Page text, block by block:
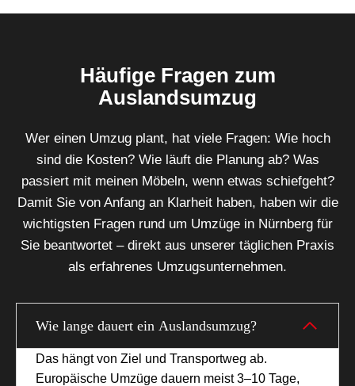
Häufige Fragen zum
Auslandsumzug
Wer einen Umzug plant, hat viele Fragen: Wie hoch
sind die Kosten? Wie läuft die Planung ab? Was
passiert mit meinen Möbeln, wenn etwas schiefgeht?
Damit Sie von Anfang an Klarheit haben, haben wir die
wichtigsten Fragen rund um Umzüge in Nürnberg für
Sie beantwortet – direkt aus unserer täglichen Praxis
als erfahrenes Umzugsunternehmen.
Wie lange dauert ein Auslandsumzug?
Das hängt von Ziel und Transportweg ab.
Europäische Umzüge dauern meist 3–10 Tage,